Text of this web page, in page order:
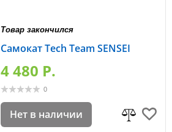
Товар закончился
Самокат Tech Team SENSEI
4 480 P.
0
Нет в наличии